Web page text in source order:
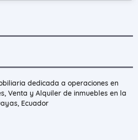
dedicada a operaciones en
Venta y Alquiler de inmuebles en la
Ecuador